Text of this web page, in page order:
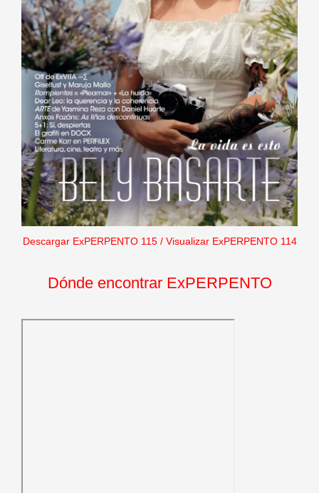
Descargar ExPERPENTO 115/ Visualizar ExPERPENTO 114
Dónde encontrar ExPERPENTO